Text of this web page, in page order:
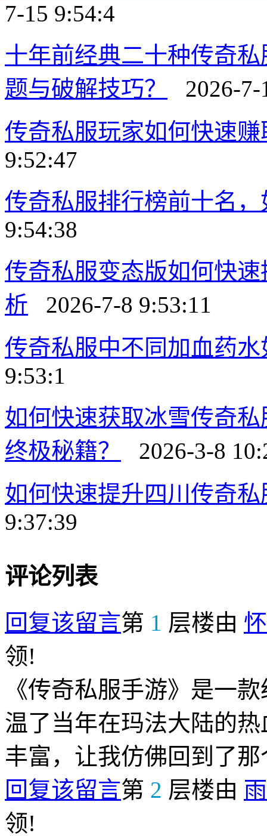
7-15 9:54:4
十年前经典二十种传奇
题与破解技巧？
2026-7-
传奇私服玩家如何快速
9:52:47
传奇私服排行榜前十名
9:54:38
传奇私服变态版如何快
析 2026-7-8 9:53:11
传奇私服中不同加血药
9:53:1
如何快速获取冰雪传奇
终极秘籍？
2026-3-8
如何快速提升四川传奇
9:37:39
评论列表
回复该留言第 1 层楼由
领!
《传奇私服手游》是一
温了当年在玛法大陆的
丰富，让我仿佛回到了
回复该留言第 2 层楼由
领!